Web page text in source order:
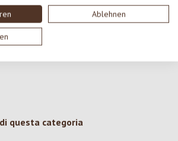
Ablehnen
trovata Condividi le tue opinioni
dei prodotti
questa categoria